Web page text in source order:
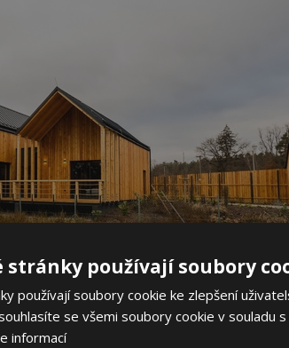
stránky používají soubory
používají soubory cookie ke zlepšení
se všemi soubory cookie v souladu s
informací